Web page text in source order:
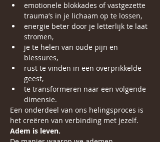
emotionele blokkades of vastgezette
trauma’s in je lichaam op te lossen,
energie beter door je letterlijk te laat
stromen,
je te helen van oude pijn en
blessures,
rust te vinden in een overprikkelde
geest,
te transformeren naar een volgende
dimensie.
Een onderdeel van ons helingsproces is
het creëren van verbinding met jezelf.
Adem is leven.